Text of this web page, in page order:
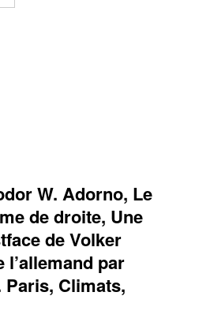
W. Adorno, Le
de droite, Une
de Volker
l’allemand par
Climats,